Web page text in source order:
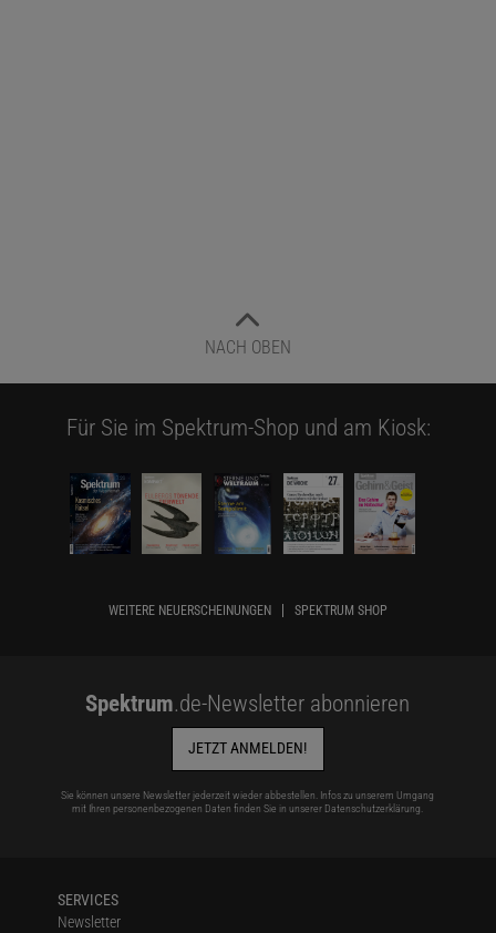
NACH OBEN
Für Sie im Spektrum-Shop und am Kiosk:
WEITERE NEUERSCHEINUNGEN SPEKTRUM SHOP
Spektrum.de-Newsletter abonnieren
JETZT ANMELDEN!
Sie können unsere Newsletter jederzeit wieder abbestellen. Infos zu unserem Umgang
mit Ihren personenbezogenen Daten finden Sie in unserer Datenschutzerklärung
SERVICES
Newsletter